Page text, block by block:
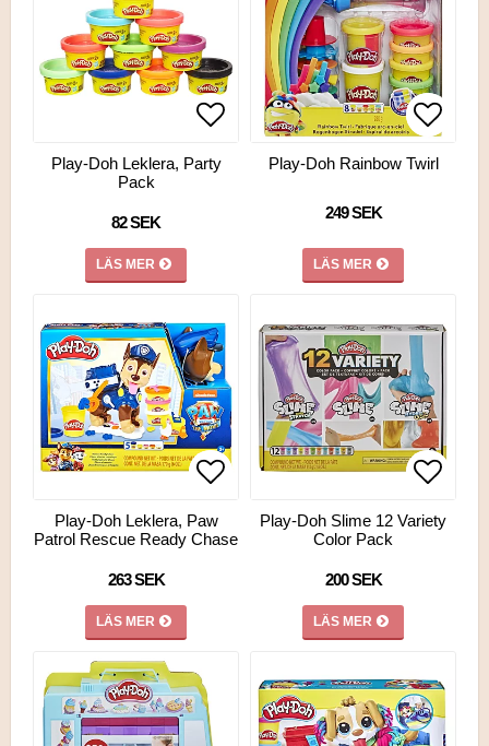
Lägg till i favoritlistan
Play-Doh Leklera, Party
Pack
82 SEK
LÄS MER
Lägg
Lägg
Play-Doh Rainbow Twirl
249 SEK
LÄS MER
Lägg till i favoritlistan
Lägg till i favoritlistan
Play-Doh Leklera, Paw
Patrol Rescue Ready Chase
263 SEK
LÄS MER
Lägg
Lägg
Play-Doh Slime 12 Variety
Color Pack
200 SEK
LÄS MER